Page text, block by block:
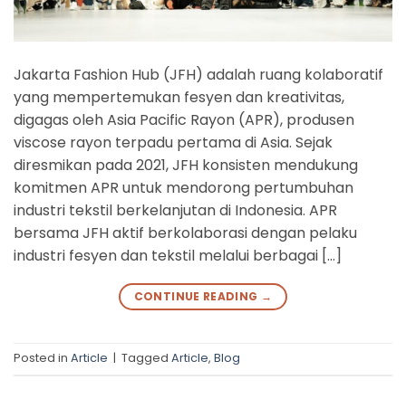
Jakarta Fashion Hub (JFH) adalah ruang kolaboratif
yang mempertemukan fesyen dan kreativitas,
digagas oleh Asia Pacific Rayon (APR), produsen
viscose rayon terpadu pertama di Asia. Sejak
diresmikan pada 2021, JFH konsisten mendukung
komitmen APR untuk mendorong pertumbuhan
industri tekstil berkelanjutan di Indonesia. APR
bersama JFH aktif berkolaborasi dengan pelaku
industri fesyen dan tekstil melalui berbagai […]
CONTINUE READING →
Posted in Article | Tagged Article, Blog